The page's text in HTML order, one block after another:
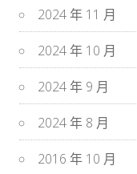
2024 年 11 月
2024 年 10 月
2024 年 9 月
2024 年 8 月
2016 年 10 月